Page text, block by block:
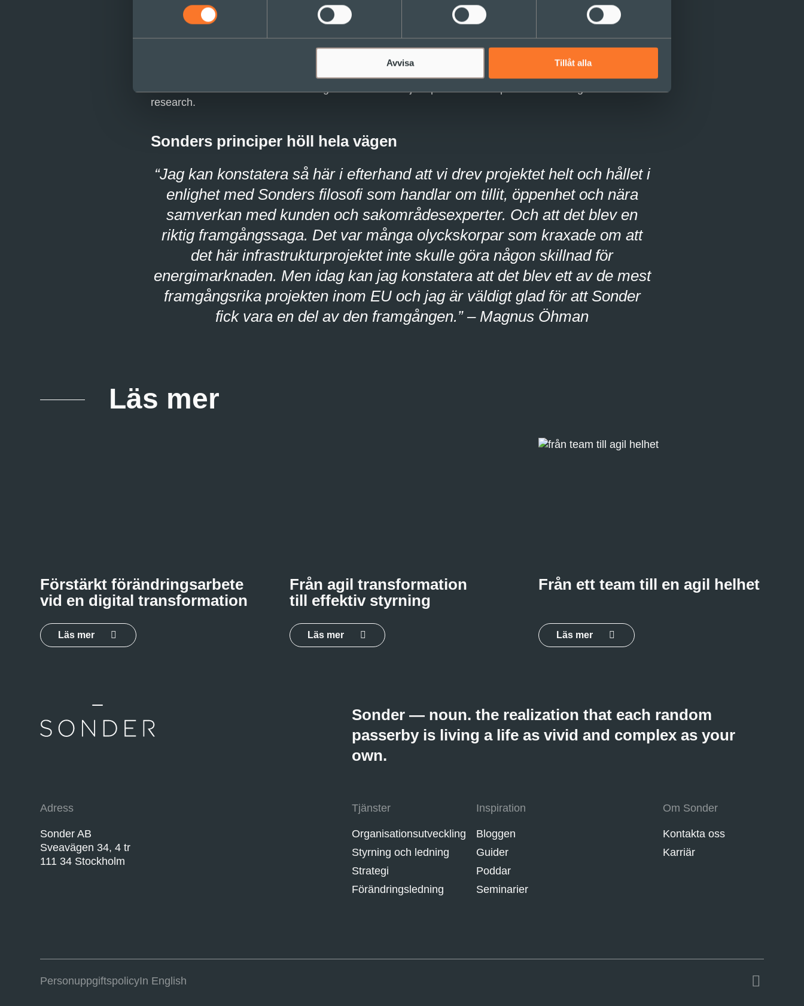
Avvisa Tillåt alla
Projektet innehöll specifika frågor kring energimarknaden och regelverken inom EU. I teamet tog vi in en
djup sakkunskap och förståelse för området. Vi tog också in en energianalytiker från ett annat EU-land
som gav värdefullt stöd inom marknadsanalys och jämförelser mellan olika europeiska länder. Det faktum
att vi inkluderade tunga experter i teamet var definitivt framgångsfaktorer i vårt arbete. Vi hade även en
research.
Sonders principer höll hela vägen
“Jag kan konstatera så här i efterhand att vi drev projektet helt och hållet i
enlighet med Sonders filosofi som handlar om tillit, öppenhet och nära
samverkan med kunden och sakområdesexperter. Och att det blev en
riktig framgångssaga. Det var många olyckskorpar som kraxade om att
det här infrastrukturprojektet inte skulle göra någon skillnad för
energimarknaden. Men idag kan jag konstatera att det blev ett av de mest
framgångsrika projekten inom EU och jag är väldigt glad för att Sonder
fick vara en del av den framgången.” – Magnus Öhman
Läs mer
Förstärkt förändringsarbete
vid en digital transformation
Läs mer
Från agil transformation
till effektiv styrning
Läs mer
Från ett team till en agil helhet
Läs mer
Sonder — noun. the realization that each random
passerby is living a life as vivid and complex as your
own.
Adress
Sonder AB
Sveavägen 34, 4 tr
111 34 Stockholm
Tjänster
Organisationsutveckling
Styrning och ledning
Strategi
Förändringsledning
Inspiration
Bloggen
Guider
Poddar
Seminarier
Om Sonder
Kontakta oss
Karriär
Personuppgifts­policyIn English